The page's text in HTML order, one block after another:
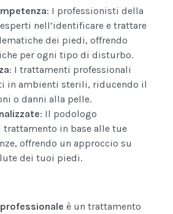
: I professionisti della
nell’identificare e trattare
dei piedi, offrendo
per ogni tipo di disturbo.
: I trattamenti professionali
in ambienti sterili, riducendo il
o danni alla pelle.
: Il podologo
trattamento in base alle tue
offrendo un approccio su
dei tuoi piedi.
è un trattamento